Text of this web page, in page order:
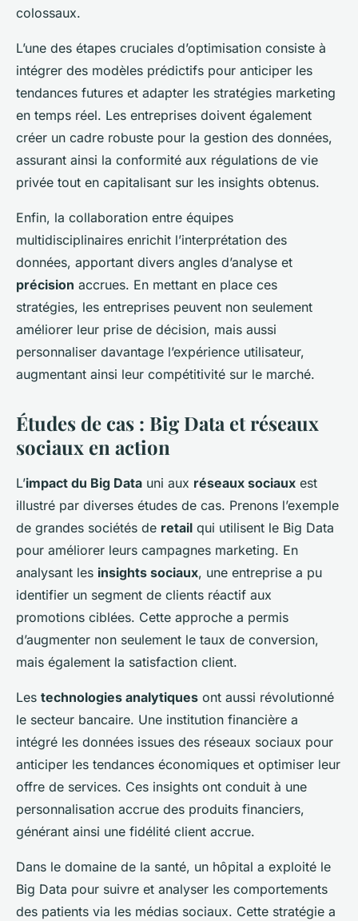
colossaux.
L’une des étapes cruciales d’optimisation consiste à
intégrer des modèles prédictifs pour anticiper les
tendances futures et adapter les stratégies marketing
en temps réel. Les entreprises doivent également
créer un cadre robuste pour la gestion des données,
assurant ainsi la conformité aux régulations de vie
privée tout en capitalisant sur les insights obtenus.
Enfin, la collaboration entre équipes
multidisciplinaires enrichit l’interprétation des
données, apportant divers angles d’analyse et
précision accrues. En mettant en place ces
stratégies, les entreprises peuvent non seulement
améliorer leur prise de décision, mais aussi
personnaliser davantage l’expérience utilisateur,
augmentant ainsi leur compétitivité sur le marché.
Études de cas : Big Data et réseaux
sociaux en action
L’impact du Big Data uni aux réseaux sociaux est
illustré par diverses études de cas. Prenons l’exemple
de grandes sociétés de retail qui utilisent le Big Data
pour améliorer leurs campagnes marketing. En
analysant les insights sociaux, une entreprise a pu
identifier un segment de clients réactif aux
promotions ciblées. Cette approche a permis
d’augmenter non seulement le taux de conversion,
mais également la satisfaction client.
Les technologies analytiques ont aussi révolutionné
le secteur bancaire. Une institution financière a
intégré les données issues des réseaux sociaux pour
anticiper les tendances économiques et optimiser leur
offre de services. Ces insights ont conduit à une
personnalisation accrue des produits financiers,
générant ainsi une fidélité client accrue.
Dans le domaine de la santé, un hôpital a exploité le
Big Data pour suivre et analyser les comportements
des patients via les médias sociaux. Cette stratégie a